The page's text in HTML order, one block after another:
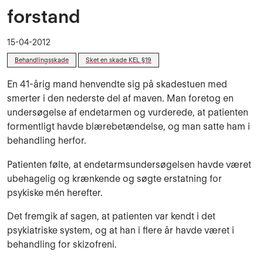
forstand
15-04-2012
Behandlingsskade Sket en skade KEL §19
En 41-årig mand henvendte sig på skadestuen med
smerter i den nederste del af maven. Man foretog en
undersøgelse af endetarmen og vurderede, at patienten
formentligt havde blærebetændelse, og man satte ham i
behandling herfor.
Patienten følte, at endetarmsundersøgelsen havde været
ubehagelig og krænkende og søgte erstatning for
psykiske mén herefter.
Det fremgik af sagen, at patienten var kendt i det
psykiatriske system, og at han i flere år havde været i
behandling for skizofreni.